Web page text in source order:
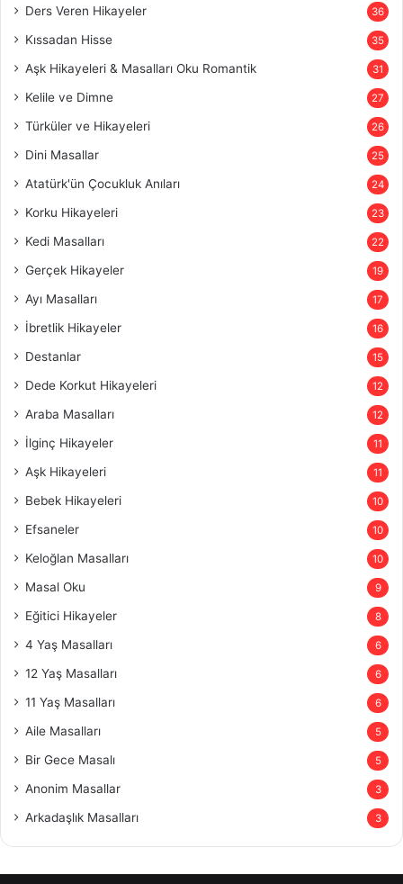
Ders Veren Hikayeler 36
Kıssadan Hisse 35
Aşk Hikayeleri & Masalları Oku Romantik 31
Kelile ve Dimne 27
Türküler ve Hikayeleri 26
Dini Masallar 25
Atatürk'ün Çocukluk Anıları 24
Korku Hikayeleri 23
Kedi Masalları 22
Gerçek Hikayeler 19
Ayı Masalları 17
İbretlik Hikayeler 16
Destanlar 15
Dede Korkut Hikayeleri 12
Araba Masalları 12
İlginç Hikayeler 11
Aşk Hikayeleri 11
Bebek Hikayeleri 10
Efsaneler 10
Keloğlan Masalları 10
Masal Oku 9
Eğitici Hikayeler 8
4 Yaş Masalları 6
12 Yaş Masalları 6
11 Yaş Masalları 6
Aile Masalları 5
Bir Gece Masalı 5
Anonim Masallar 3
Arkadaşlık Masalları 3